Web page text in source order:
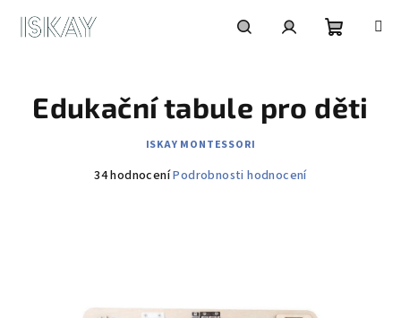
košík
Edukační tabule pro děti
ISKAY MONTESSORI
Průměrné
34 hodnoceníPodrobnosti hodnocení